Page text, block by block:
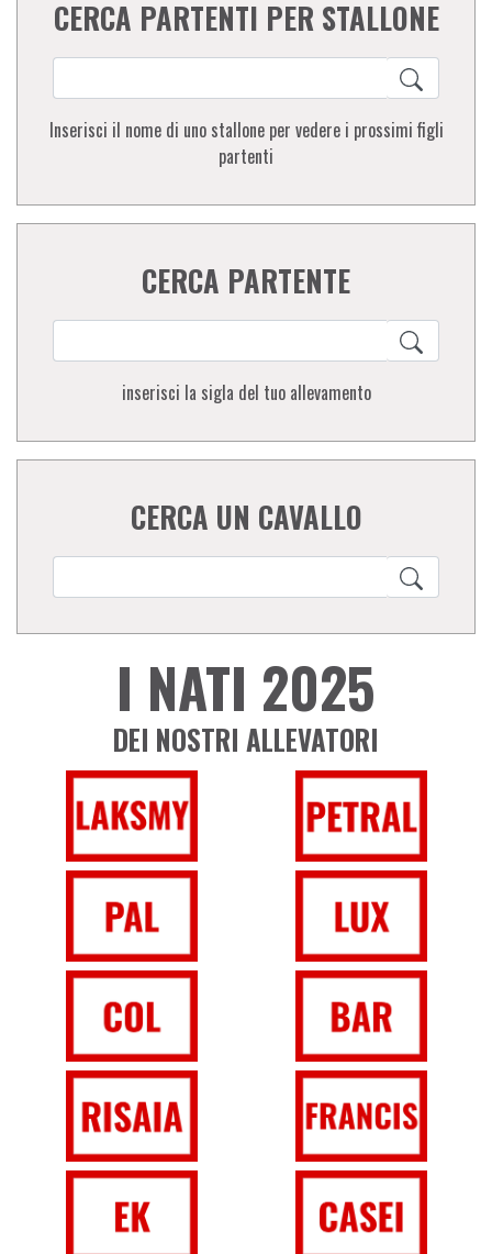
CERCA PARTENTI PER STALLONE
Inserisci il nome di uno stallone per vedere i prossimi figli
partenti
CERCA PARTENTE
inserisci la sigla del tuo allevamento
CERCA UN CAVALLO
I NATI 2025
DEI NOSTRI ALLEVATORI